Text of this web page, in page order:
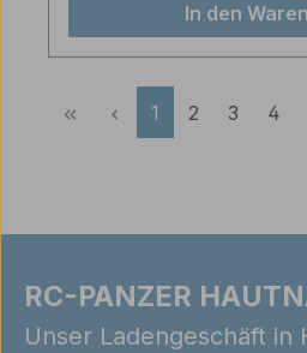
In den
Seite
1 Seite
2 Seite
3 Seite
4
RC-PANZER
Unser Ladengeschäft in